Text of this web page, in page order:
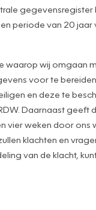
periode van 20
wij omgaan
voor te
en deze te
Daarnaast
weken door
klachten en
van de klacht,